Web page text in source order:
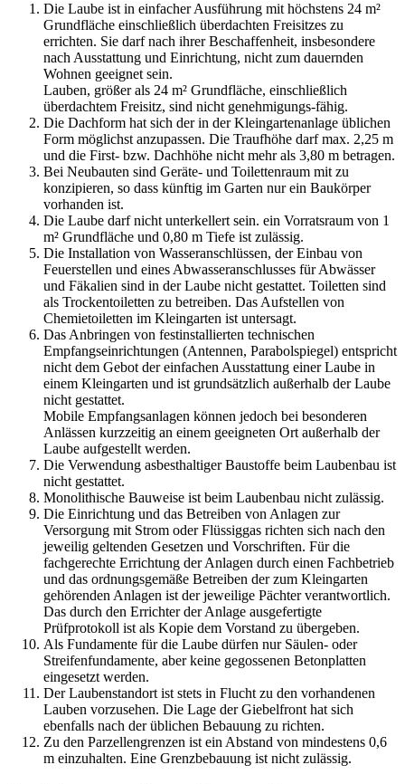
Die Laube ist in einfacher Ausführung mit höchstens 24 m²
Grundfläche einschließlich überdachten Freisitzes zu
errichten. Sie darf nach ihrer Beschaffenheit, insbesondere
nach Ausstattung und Einrichtung, nicht zum dauernden
Wohnen geeignet sein.
Lauben, größer als 24 m² Grundfläche, einschließlich
überdachtem Freisitz, sind nicht genehmigungs-fähig.
Die Dachform hat sich der in der Kleingartenanlage üblichen
Form möglichst anzupassen. Die Traufhöhe darf max. 2,25 m
und die First- bzw. Dachhöhe nicht mehr als 3,80 m betragen.
Bei Neubauten sind Geräte- und Toilettenraum mit zu
konzipieren, so dass künftig im Garten nur ein Baukörper
vorhanden ist.
Die Laube darf nicht unterkellert sein. ein Vorratsraum von 1
m² Grundfläche und 0,80 m Tiefe ist zulässig.
Die Installation von Wasseranschlüssen, der Einbau von
Feuerstellen und eines Abwasseranschlusses für Abwässer
und Fäkalien sind in der Laube nicht gestattet. Toiletten sind
als Trockentoiletten zu betreiben. Das Aufstellen von
Chemietoiletten im Kleingarten ist untersagt.
Das Anbringen von festinstallierten technischen
Empfangseinrichtungen (Antennen, Parabolspiegel) entspricht
nicht dem Gebot der einfachen Ausstattung einer Laube in
einem Kleingarten und ist grundsätzlich außerhalb der Laube
nicht gestattet.
Mobile Empfangsanlagen können jedoch bei besonderen
Anlässen kurzzeitig an einem geeigneten Ort außerhalb der
Laube aufgestellt werden.
Die Verwendung asbesthaltiger Baustoffe beim Laubenbau ist
nicht gestattet.
Monolithische Bauweise ist beim Laubenbau nicht zulässig.
Die Einrichtung und das Betreiben von Anlagen zur
Versorgung mit Strom oder Flüssiggas richten sich nach den
jeweilig geltenden Gesetzen und Vorschriften. Für die
fachgerechte Errichtung der Anlagen durch einen Fachbetrieb
und das ordnungsgemäße Betreiben der zum Kleingarten
gehörenden Anlagen ist der jeweilige Pächter verantwortlich.
Das durch den Errichter der Anlage ausgefertigte
Prüfprotokoll ist als Kopie dem Vorstand zu übergeben.
Als Fundamente für die Laube dürfen nur Säulen- oder
Streifenfundamente, aber keine gegossenen Betonplatten
eingesetzt werden.
Der Laubenstandort ist stets in Flucht zu den vorhandenen
Lauben vorzusehen. Die Lage der Giebelfront hat sich
ebenfalls nach der üblichen Bebauung zu richten.
Zu den Parzellengrenzen ist ein Abstand von mindestens 0,6
m einzuhalten. Eine Grenzbebauung ist nicht zulässig.